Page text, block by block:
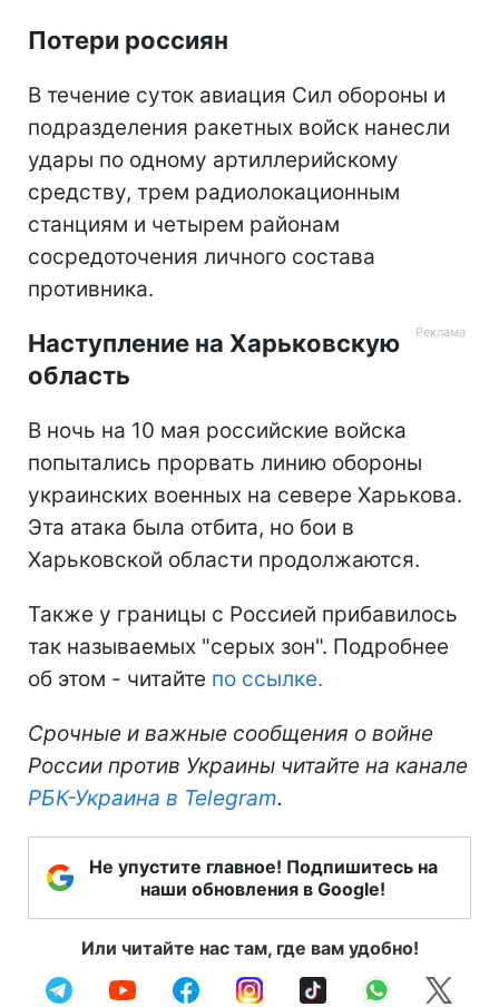
Потери россиян
В течение суток авиация Сил обороны и
подразделения ракетных войск нанесли
удары по одному артиллерийскому
средству, трем радиолокационным
станциям и четырем районам
сосредоточения личного состава
противника.
Наступление на Харьковскую
область
В ночь на 10 мая российские войска
попытались прорвать линию обороны
украинских военных на севере Харькова.
Эта атака была отбита, но бои в
Харьковской области продолжаются.
Также у границы с Россией прибавилось
так называемых "серых зон". Подробнее
об этом - читайте по ссылке.
Срочные и важные сообщения о войне
России против Украины читайте на канале
РБК-Украина в Telegram.
Не упустите главное! Подпишитесь на
наши обновления в Google!
Или читайте нас там, где вам удобно!